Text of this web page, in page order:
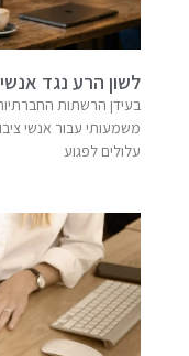
לשון הרע נגד
בעידן הרשתות
משמעותי עבור אנשי
עלולים לפגוע